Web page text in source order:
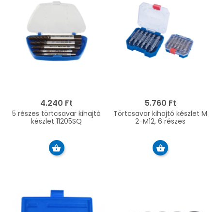
4.240 Ft
5 részes törtcsavar kihajtó
készlet 11205SQ
5.760 Ft
Törtcsavar kihajtó készlet M
2-M12, 6 részes